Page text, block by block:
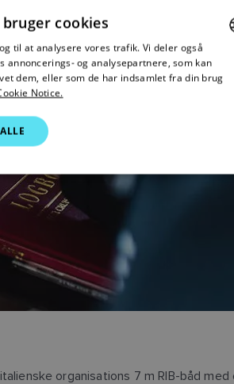
organisations 7 m RIB-båd med
cookies
til at analysere vores trafik. Vi deler også
annoncerings- og analysepartnere, som kan
dem, eller som de har indsamlet fra din brug
Notice.